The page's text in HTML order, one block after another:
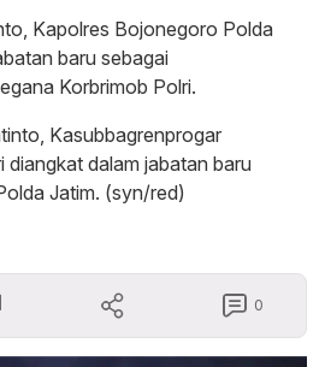
Kapolres Bojonegoro Polda
baru sebagai
Korbrimob Polri.
Kasubbagrenprogar
diangkat dalam jabatan baru
Jatim. (syn/red)
0